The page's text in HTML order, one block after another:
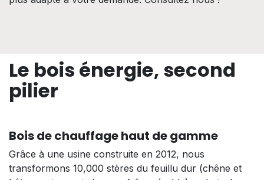
Le bois énergie, second
pilier
Bois de chauffage haut de gamme
Grâce à une usine construite en 2012, nous
transformons 10,000 stères du feuillu dur (chêne et